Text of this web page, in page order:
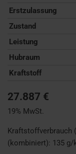
Erstzulassung
Zustand
Leistung
Hubraum
Kraftstoff
27.887 €
19% MwSt.
Kraftstoffverbrauch
(kombiniert): 135 g/